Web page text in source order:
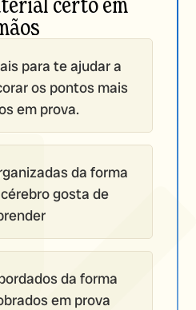
para te ajudar a
os pontos mais
em prova.
da forma
gosta de
da forma
em prova